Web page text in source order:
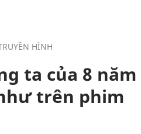
HÌNH
ta của 8
trên phim